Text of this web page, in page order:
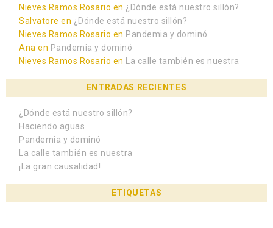
Nieves Ramos Rosario en ¿Dónde está nuestro sillón?
Salvatore en ¿Dónde está nuestro sillón?
Nieves Ramos Rosario en Pandemia y dominó
Ana en Pandemia y dominó
Nieves Ramos Rosario en La calle también es nuestra
ENTRADAS RECIENTES
¿Dónde está nuestro sillón?
Haciendo aguas
Pandemia y dominó
La calle también es nuestra
¡La gran causalidad!
ETIQUETAS